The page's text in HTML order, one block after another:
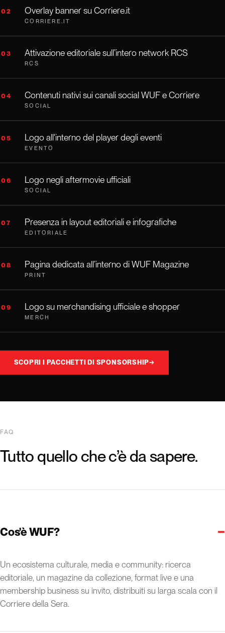
02 Overlay banner su Corriere.it
CORRIERE.IT
03 Attivazione editoriale sull’intero network RCS
RCS
04 Contenuti nativi sui canali social WUF e Corriere
SOCIAL
05 Logo all'interno del player degli eventi
EVENTO
06 Logo negli aftermovie ufficiali
SOCIAL
07 Presenza in layout editoriali e infografiche
EDITORIALE
08 Pagina dedicata all’interno di WUF Magazine
PRINT
09 Logo su merchandising ufficiale e shopper
MERCH
SCOPRI I PACCHETTI DI SPONSORSHIP→
FAQ
Tutto quello che c’è da sapere.
Cos'è WUF? −
Un ecosistema culturale, media e community: ricerca
editoriale, un magazine da collezione, format live e una
membership business su invito, distribuiti su larga scala con il
Corriere della Sera.